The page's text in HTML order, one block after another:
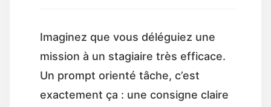
Imaginez que vous déléguiez une
mission à un stagiaire très efficace.
Un prompt orienté tâche, c’est
exactement ça : une consigne claire